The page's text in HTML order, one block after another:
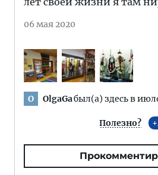
06 мая 2020
O OlgaGaбыл(а) здесь в
Полезно?